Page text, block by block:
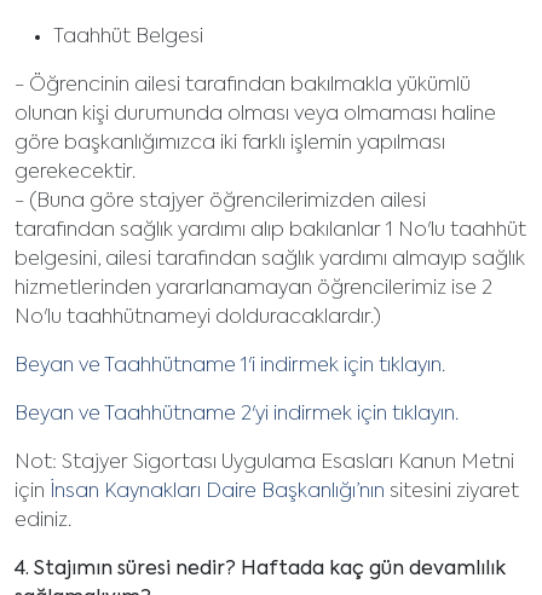
Taahhüt Belgesi
- Öğrencinin ailesi tarafından bakılmakla yükümlü
olunan kişi durumunda olması veya olmaması haline
göre başkanlığımızca iki farklı işlemin yapılması
gerekecektir.
- (Buna göre stajyer öğrencilerimizden ailesi
tarafından sağlık yardımı alıp bakılanlar 1 No'lu taahhüt
belgesini, ailesi tarafından sağlık yardımı almayıp sağlık
hizmetlerinden yararlanamayan öğrencilerimiz ise 2
No'lu taahhütnameyi dolduracaklardır.)
Beyan ve Taahhütname 1 'i indirmek için tıklayın.
Beyan ve Taahhütname 2'yi indirmek için tıklayın.
Not: Stajyer Sigortası Uygulama Esasları Kanun Metni
için
İnsan Kaynakları Daire Başkanlığı’nın sitesini ziyaret
ediniz.
4. Stajımın süresi nedir? Haftada kaç gün devamlılık